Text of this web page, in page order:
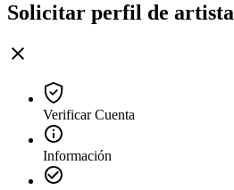
Solicitar perfil de artista
Verificar Cuenta
Información